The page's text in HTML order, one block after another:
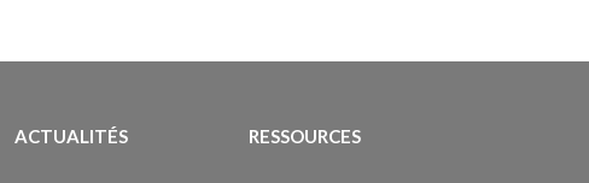
ACTUALITÉS RESSOURCES